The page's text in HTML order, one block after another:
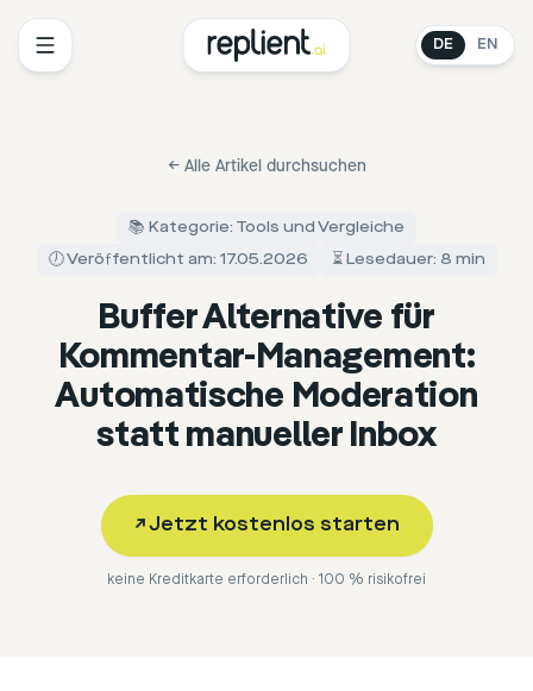
DE EN
← Alle Artikel durchsuchen
📚 Kategorie: Tools und Vergleiche
🕖 Veröffentlicht am: 17.05.2026
⏳ Lesedauer: 8 min
Buffer Alternative für
Kommentar-Management:
Automatische Moderation
statt manueller Inbox
↗Jetzt kostenlos starten
keine Kreditkarte erforderlich · 100 % risikofrei